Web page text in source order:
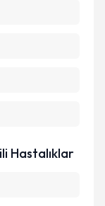
Hastalıklar